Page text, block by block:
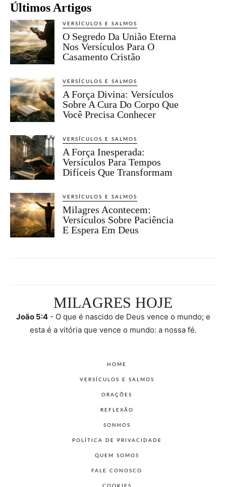
Últimos Artigos
VERSÍCULOS E SALMOS
O Segredo Da União Eterna
Nos Versículos Para O
Casamento Cristão
VERSÍCULOS E SALMOS
A Força Divina: Versículos
Sobre A Cura Do Corpo Que
Você Precisa Conhecer
VERSÍCULOS E SALMOS
A Força Inesperada:
Versículos Para Tempos
Difíceis Que Transformam
VERSÍCULOS E SALMOS
Milagres Acontecem:
Versículos Sobre Paciência
E Espera Em Deus
MILAGRES HOJE
João 5:4- O que é nascido de Deus vence o mundo; e
esta é a vitória que vence o mundo: a nossa fé.
HOME
VERSÍCULOS E SALMOS
ORAÇÕES
REFLEXÃO
SONHOS
POLÍTICA DE PRIVACIDADE
QUEM SOMOS
FALE CONOSCO